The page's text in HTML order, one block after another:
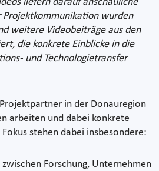
wurden
weitere Videobeiträge aus den
die konkrete Einblicke in die
und Technologietransfer
in der Donauregion
arbeiten und dabei konkrete
stehen dabei insbesondere:
Forschung, Unternehmen